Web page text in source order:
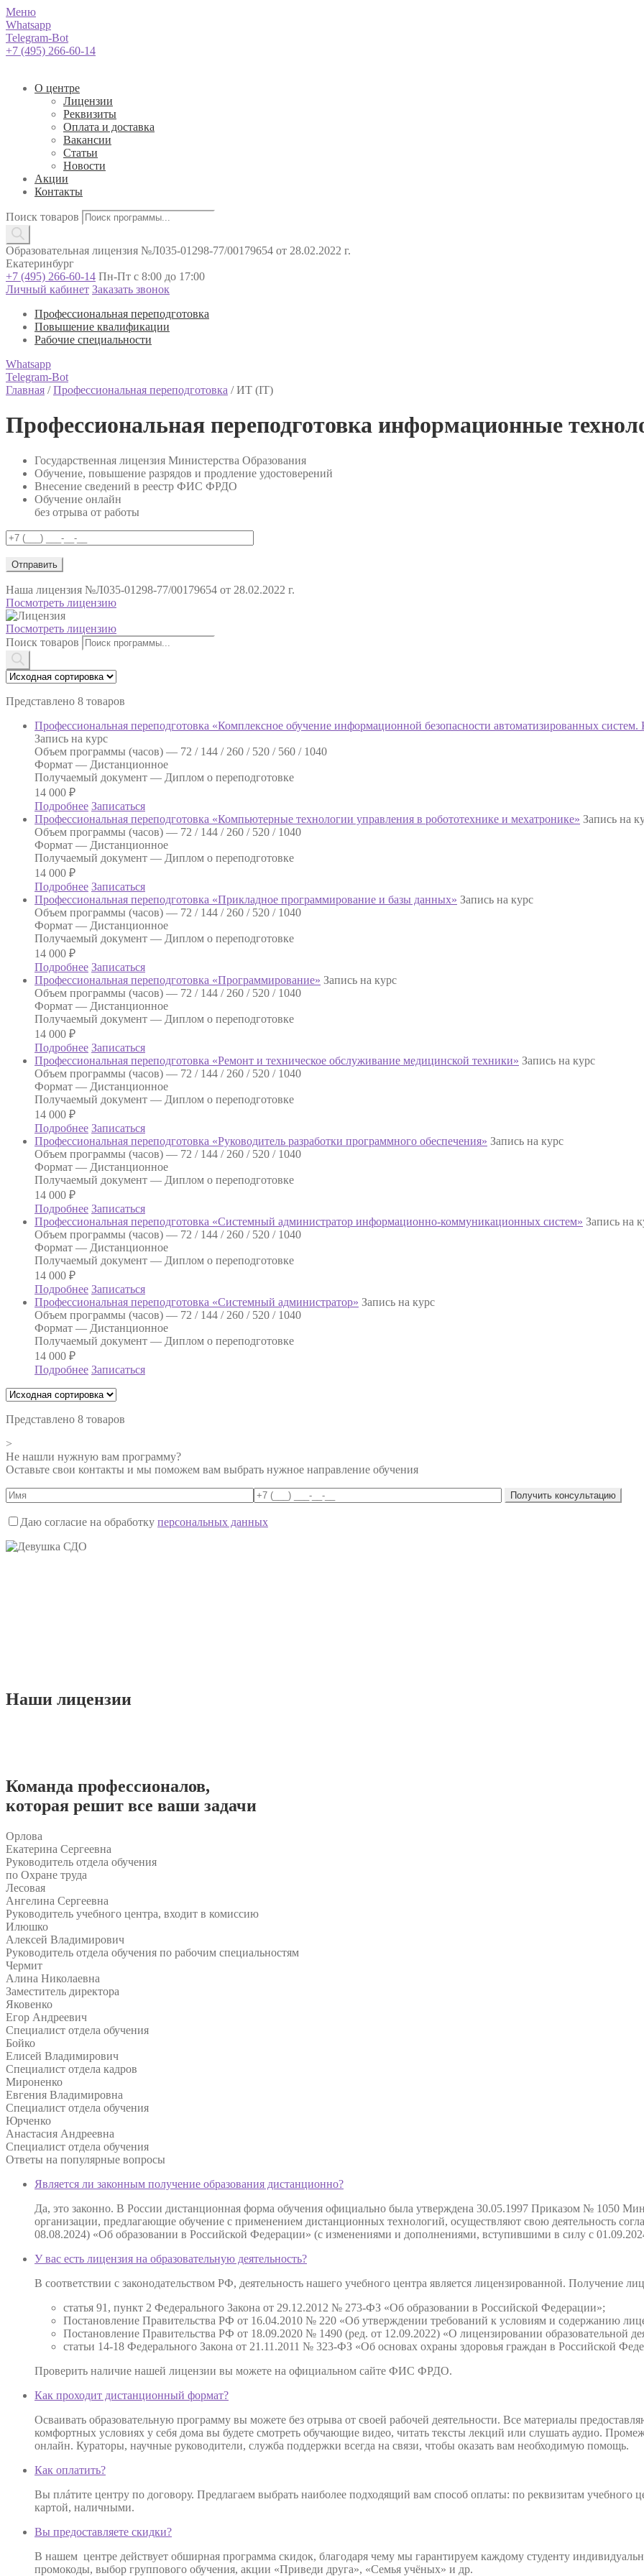
Меню
Whatsapp
Telegram-Bot
+7 (495) 266-60-14
О центре
Лицензии
Реквизиты
Оплата и доставка
Вакансии
Статьи
Новости
Акции
Контакты
Поиск товаров
Образовательная лицензия №Л035-01298-77/00179654 от 28.02.2022 г.
Екатеринбург
+7 (495) 266-60-14 Пн-Пт с 8:00 до 17:00
Личный кабинет Заказать звонок
Профессиональная переподготовка
Повышение квалификации
Рабочие специальности
Whatsapp
Telegram-Bot
Главная /Профессиональная переподготовка /ИТ (IT)
Профессиональная переподготовка информационные
Государственная лицензия Министерства Образования
Обучение, повышение разрядов и продление удостоверений
Внесение сведений в реестр ФИС ФРДО
Обучение онлайн
без отрыва от работы
Наша лицензия №Л035-01298-77/00179654 от 28.02.2022 г.
Посмотреть лицензию
Посмотреть лицензию
Поиск товаров
Представлено 8 товаров
Профессиональная переподготовка «Комплексное обучение информационной безопасности автоматизированных
Запись на курс
Объем программы (часов) — 72 / 144 / 260 / 520 / 560 / 1040
Формат — Дистанционное
Получаемый документ — Диплом о переподготовке
14 000 ₽
Подробнее Записаться
Профессиональная переподготовка «Компьютерные технологии управления в робототехнике и мехатронике» Запись на
Объем программы (часов) — 72 / 144 / 260 / 520 / 1040
Формат — Дистанционное
Получаемый документ — Диплом о переподготовке
14 000 ₽
Подробнее Записаться
Профессиональная переподготовка «Прикладное программирование и базы данных» Запись на курс
Объем программы (часов) — 72 / 144 / 260 / 520 / 1040
Формат — Дистанционное
Получаемый документ — Диплом о переподготовке
14 000 ₽
Подробнее Записаться
Профессиональная переподготовка «Программирование» Запись на курс
Объем программы (часов) — 72 / 144 / 260 / 520 / 1040
Формат — Дистанционное
Получаемый документ — Диплом о переподготовке
14 000 ₽
Подробнее Записаться
Профессиональная переподготовка «Ремонт и техническое обслуживание медицинской техники» Запись на курс
Объем программы (часов) — 72 / 144 / 260 / 520 / 1040
Формат — Дистанционное
Получаемый документ — Диплом о переподготовке
14 000 ₽
Подробнее Записаться
Профессиональная переподготовка «Руководитель разработки программного обеспечения» Запись на курс
Объем программы (часов) — 72 / 144 / 260 / 520 / 1040
Формат — Дистанционное
Получаемый документ — Диплом о переподготовке
14 000 ₽
Подробнее Записаться
Профессиональная переподготовка «Системный администратор информационно-коммуникационных систем» Запись на
Объем программы (часов) — 72 / 144 / 260 / 520 / 1040
Формат — Дистанционное
Получаемый документ — Диплом о переподготовке
14 000 ₽
Подробнее Записаться
Профессиональная переподготовка «Системный администратор» Запись на курс
Объем программы (часов) — 72 / 144 / 260 / 520 / 1040
Формат — Дистанционное
Получаемый документ — Диплом о переподготовке
14 000 ₽
Подробнее Записаться
Представлено 8 товаров
>
Не нашли нужную вам программу?
Оставьте свои контакты и мы поможем вам выбрать нужное направление обучения
Даю согласие на обработку персональных данных
Наши лицензии
Команда профессионалов,
которая решит все ваши задачи
Орлова
Екатерина Сергеевна
Руководитель отдела обучения
по Охране труда
Лесовая
Ангелина Сергеевна
Руководитель учебного центра, входит в комиссию
Илюшко
Алексей Владимирович
Руководитель отдела обучения по рабочим специальностям
Чермит
Алина Николаевна
Заместитель директора
Яковенко
Егор Андреевич
Специалист отдела обучения
Бойко
Елисей Владимирович
Специалист отдела кадров
Мироненко
Евгения Владимировна
Специалист отдела обучения
Юрченко
Анастасия Андреевна
Специалист отдела обучения
Ответы на популярные вопросы
Является ли законным получение образования дистанционно?
Да, это законно. В России дистанционная форма обучения официально была утверждена 30.05.1997 Приказом № 1050
организации, предлагающие обучение с применением дистанционных технологий, осуществляют свою деятельность
08.08.2024) «Об образовании в Российской Федерации» (с изменениями и дополнениями, вступившими в силу с
У вас есть лицензия на образовательную деятельность?
В соответствии с законодательством РФ, деятельность нашего учебного центра является лицензированной. Получение
статья 91, пункт 2 Федерального Закона от 29.12.2012 № 273-ФЗ «Об образовании в Российской Федерации»;
Постановление Правительства РФ от 16.04.2010 № 220 «Об утверждении требований к условиям и содержанию
Постановление Правительства РФ от 18.09.2020 № 1490 (ред. от 12.09.2022) «О лицензировании образовательной
статьи 14-18 Федерального Закона от 21.11.2011 № 323-ФЗ «Об основах охраны здоровья граждан в Российской
Проверить наличие нашей лицензии вы можете на официальном сайте ФИС ФРДО.
Как проходит дистанционный формат?
Осваивать образовательную программу вы можете без отрыва от своей рабочей деятельности. Все материалы
комфортных условиях у себя дома вы будете смотреть обучающие видео, читать тексты лекций или слушать аудио.
онлайн. Кураторы, научные руководители, служба поддержки всегда на связи, чтобы оказать вам необходимую помощь.
Как оплатить?
Вы плáтите центру по договору. Предлагаем выбрать наиболее подходящий вам способ оплаты: по реквизитам учебного
картой, наличными.
Вы предоставляете скидки?
В нашем центре действует обширная программа скидок, благодаря чему мы гарантируем каждому студенту
промокоды, выбор группового обучения, акции «Приведи друга», «Семья учёных» и др.